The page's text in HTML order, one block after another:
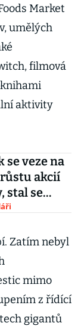
Market
umělých
filmová
aktivity
se veze na
akcií
stal se
Zatím nebyl
mimo
z řídící
gigantů